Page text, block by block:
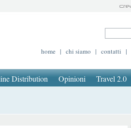
home | chi siamo | contatti |
Distribution Opinioni Travel 2.0